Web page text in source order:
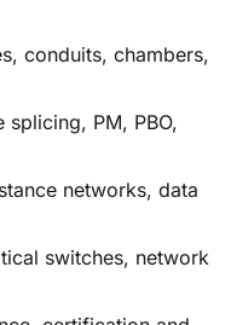
conduits, chambers,
PM, PBO,
networks, data
switches, network